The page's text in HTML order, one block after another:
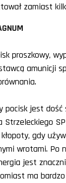
zamiast
proszkowy,
amunicji
pocisk jest
Strzeleckiego
gdy
wrotami. Po
jest
ma